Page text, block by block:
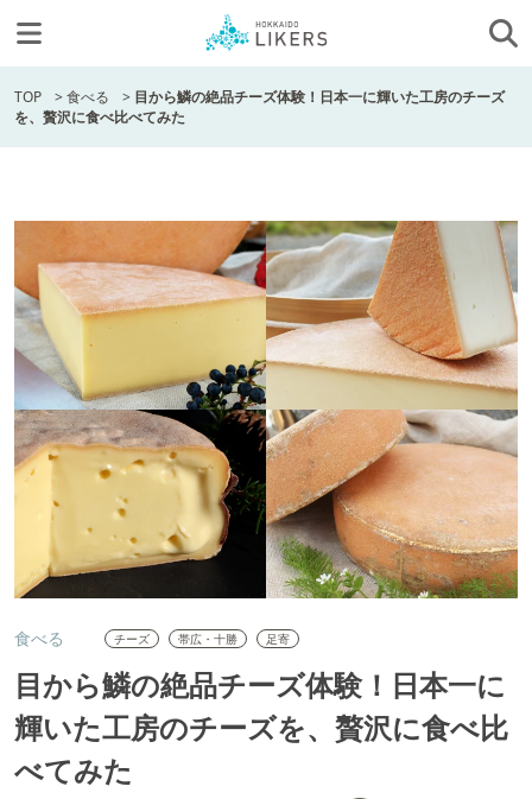
TOP >食べる > 目から鱗の絶品チーズ体験！日本一に輝いた工房のチーズ
を、贅沢に食べ比べてみた
食べる チーズ 帯広・十勝 足寄
目から鱗の絶品チーズ体験！日本一に
輝いた工房のチーズを、贅沢に食べ比
べてみた